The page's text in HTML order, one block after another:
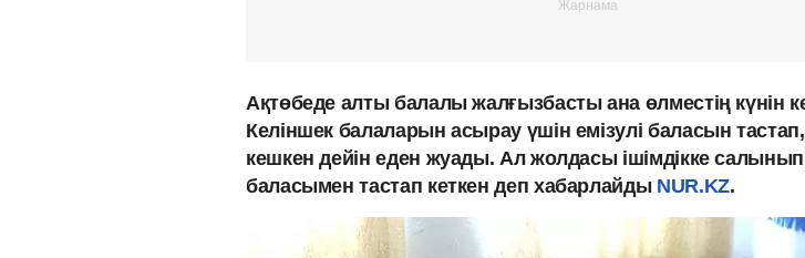
Ақтөбеде алты балалы жалғызбасты ана өлместің күнін
Келіншек балаларын асырау үшін емізулі баласын
кешкен дейін еден жуады. Ал жолдасы ішімдікке
баласымен тастап кеткен деп хабарлайды NUR.KZ.